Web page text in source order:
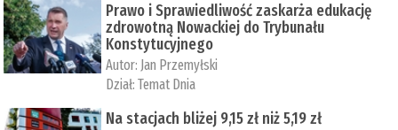
Prawo i Sprawiedliwość zaskarża edukację
zdrowotną Nowackiej do Trybunału
Konstytucyjnego
Autor: Jan Przemyłski
Dział:Temat Dnia
Na stacjach bliżej 9,15 zł niż 5,19 zł